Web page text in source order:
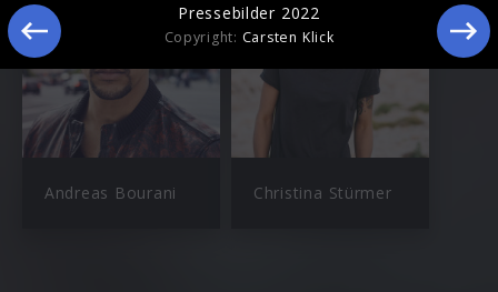
Andreas Bourani Christina Stürmer
Pressebilder 2022
Copyright: Carsten Klick